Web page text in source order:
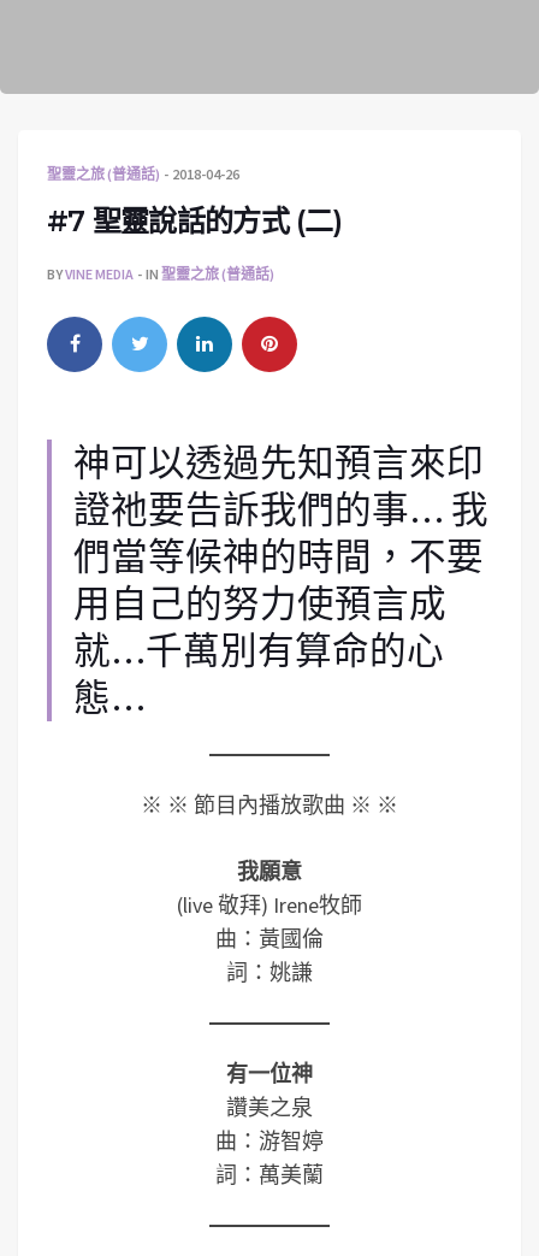
聖靈之旅 (普通話) 2018-04-26
#7 聖靈說話的方式 (二)
BYVINE MEDIA IN 聖靈之旅 (普通話)
神可以透過先知預言來印
證祂要告訴我們的事… 我
們當等候神的時間，不要
用自己的努力使預言成
就…千萬別有算命的心
態…
※ ※ 節目內播放歌曲 ※ ※
我願意
(live 敬拜) Irene牧師
曲：黃國倫
詞：姚謙
有一位神
讚美之泉
曲：游智婷
詞：萬美蘭